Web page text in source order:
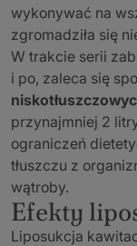
wykonywać na
zgromadziła się
W trakcie serii
i po, zaleca się
przynajmniej 2
ograniczeń
tłuszczu z
wątroby.
Efekty
Liposukcja